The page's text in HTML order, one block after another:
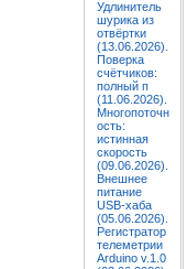
Удлинитель
шурика из
отвёртки
(13.06.2026).
Поверка
счётчиков:
полный п
(11.06.2026).
Многопоточн
ость:
истинная
скорость
(09.06.2026).
Внешнее
питание
USB-хаба
(05.06.2026).
Регистратор
телеметрии
Arduino v.1.0